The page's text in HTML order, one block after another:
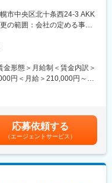
現場OJT、先輩施術師のサ
けます。今後も事業拡大に
ている当社。調剤薬局に対し
していくために、新組織を
目指して、インサイドセー
も規模拡大が見込まれる重
営業担当へ商談機会をつな
るクロージング業務はあり
ション力を活かしたい方に
市中央区北十条西24-3 AKK
の範囲：会社の定める事業
形態＞月給制＜賃金内訳＞
円＜月給＞210,000円～
下する可能性があります。
す。
応募依頼する
（エージェントサービス）